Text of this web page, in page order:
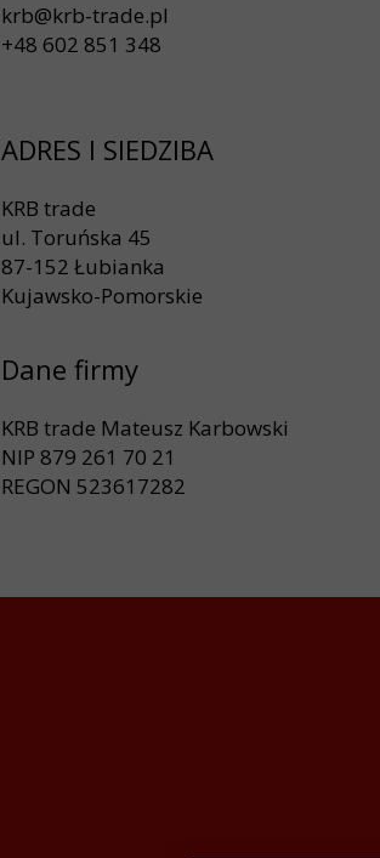
Dane firmy
KRB trade Mateusz Karbowski
NIP 879 261 70 21
REGON 523617282
ADRES I SIEDZIBA
KRB trade
ul. Toruńska 45
87-152 Łubianka
Kujawsko-Pomorskie
krb@krb-trade.pl
+48 602 851 348